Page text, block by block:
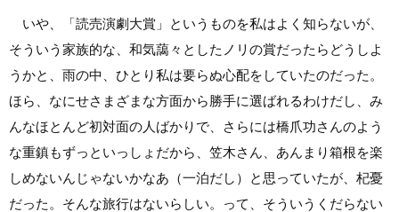
いや、「読売演劇大賞」というものを私はよく知らないが、
そういう家族的な、和気藹々としたノリの賞だったらどうしよ
うかと、雨の中、ひとり私は要らぬ心配をしていたのだった。
ほら、なにせさまざまな方面から勝手に選ばれるわけだし、み
んなほとんど初対面の人ばかりで、さらには橋爪功さんのよう
な重鎮もずっといっしょだから、笠木さん、あんまり箱根を楽
しめないんじゃないかなあ（一泊だし）と思っていたが、杞憂
だった。そんな旅行はないらしい。って、そういうくだらない